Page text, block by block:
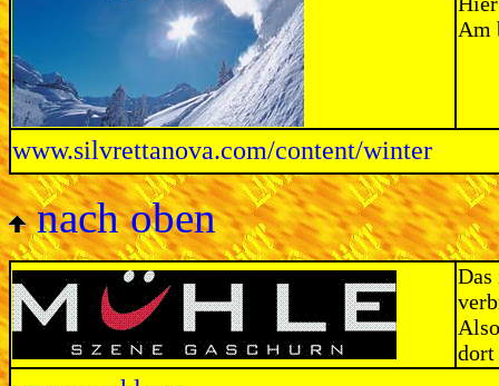
Am
www.silvrettanova.com/content/winter
nach oben
Das
dort